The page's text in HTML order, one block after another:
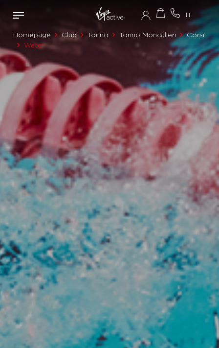
Homepage Club Torino Torino Moncalieri
Corsi
Water